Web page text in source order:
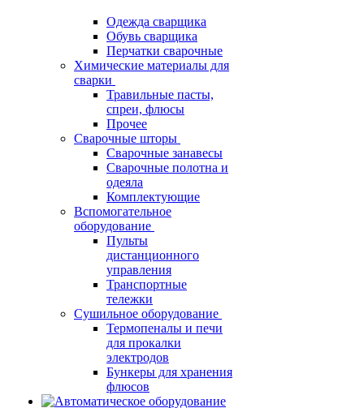
Одежда сварщика
Обувь сварщика
Перчатки сварочные
Химические материалы для
сварки
Травильные пасты,
спреи, флюсы
Прочее
Сварочные шторы
Сварочные занавесы
Сварочные полотна и
одеяла
Комплектующие
Вспомогательное
оборудование
Пульты
дистанционного
управления
Транспортные
тележки
Сушильное оборудование
Термопеналы и печи
для прокалки
электродов
Бункеры для хранения
флюсов